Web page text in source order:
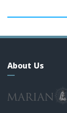
About Us